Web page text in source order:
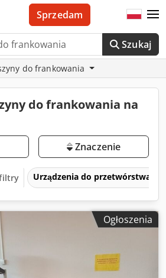
Szukaj
Sprzedam
do frankowania
do frankowania na
Znaczenie
Urządzenia do przetwórstwa
Ogłoszenia